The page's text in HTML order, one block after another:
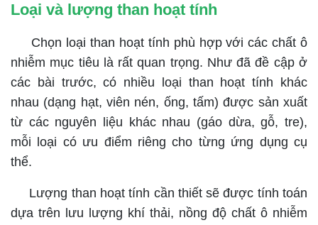
Loại và lượng than hoạt tính
Chọn loại than hoạt tính phù hợp với các chất ô
nhiễm mục tiêu là rất quan trọng. Như đã đề cập ở
các bài trước, có nhiều loại than hoạt tính khác
nhau (dạng hạt, viên nén, ống, tấm) được sản xuất
từ các nguyên liệu khác nhau (gáo dừa, gỗ, tre),
mỗi loại có ưu điểm riêng cho từng ứng dụng cụ
thể.
Lượng than hoạt tính cần thiết sẽ được tính toán
dựa trên lưu lượng khí thải, nồng độ chất ô nhiễm